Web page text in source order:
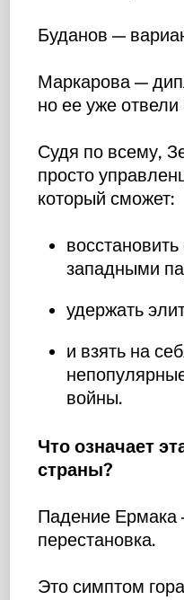
Буданов —
Маркарова —
но ее уже отвели
Судя по всему,
просто
который сможет:
западными
удержать
и взять на
войны.
Что означает
страны?
Падение Ермака
перестановка.
Это симптом